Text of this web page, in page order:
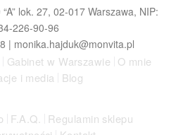
lok. 27, 02-017 Warszawa, NIP:
226-90-96
| monika.hajduk@monvita.pl
Gabinet w Warszawie O mnie
i media
Blog
F.A.Q.
Regulamin sklepu